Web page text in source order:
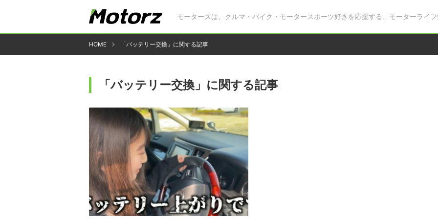
モーターズは、クルマ・バイク・モータースポーツ好きを応援する、モーターライフ
HOME 「バッテリー交換」に関する記事
「バッテリー交換」に関する記事